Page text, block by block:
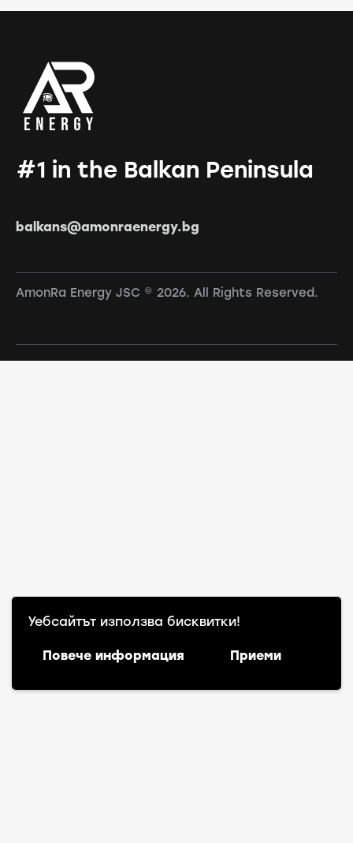
Уебсайтът използва бисквитки!
Повече информация Приеми
#1 in the Balkan Peninsula
balkans@amonraenergy.bg
AmonRa Energy JSC © 2026. All Rights Reserved.